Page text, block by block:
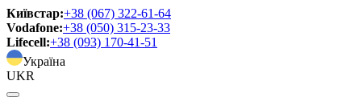
Київстар:+38 (067) 322-61-64
Vodafone:+38 (050) 315-23-33
Lifecell:+38 (093) 170-41-51
Україна
UKR